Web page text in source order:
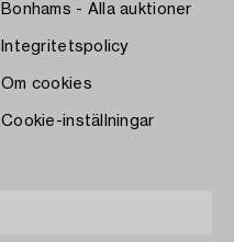
Bonhams - Alla auktioner
Integritetspolicy
Om cookies
Cookie-inställningar